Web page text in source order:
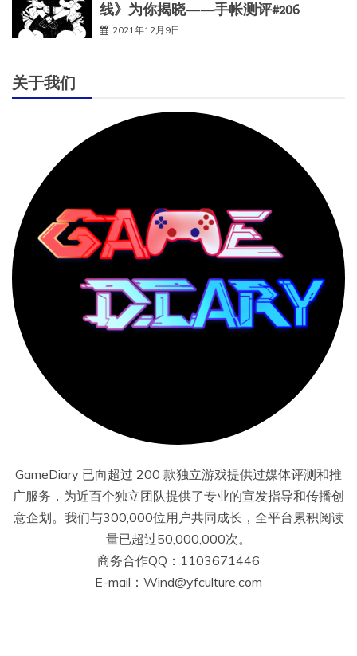
线》为你揭晓——手帐测评#206
2021年12月9日
关于我们
GameDiary 已向超过 200 款独立游戏提供过媒体评测和推
广服务，为近百个独立团队提供了专业的宣发指导和传播创
意企划。我们与300,000位用户共同成长，全平台累积阅读
量已超过50,000,000次。
商务合作QQ：1103671446
E-mail：Wind@yfculture.com